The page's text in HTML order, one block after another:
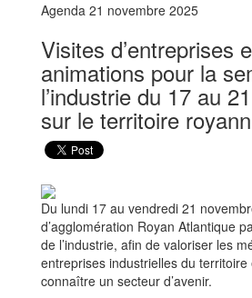
Agenda 21 novembre 2025
Visites d’entreprises
animations pour la
l’industrie du 17 au
sur le territoire
Du lundi 17 au vendredi 21
d’agglomération Royan Atlantique
de l’industrie, afin de valoriser les
entreprises industrielles du
connaître un secteur d’avenir.